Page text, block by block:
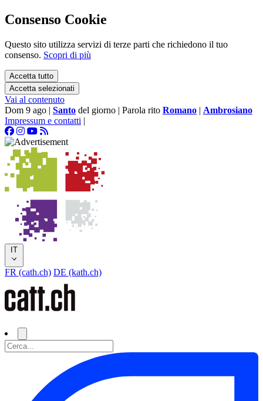
Consenso Cookie
Questo sito utilizza servizi di terze parti che richiedono il tuo
consenso. Scopri di più
Accetta tutto
Accetta selezionati
Vai al contenuto
Dom 9 ago | Santo del giorno | Parola rito Romano | Ambrosiano
Impressum e contatti |
IT
FR (cath.ch) DE (kath.ch)